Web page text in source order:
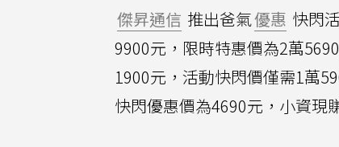
傑昇通信 推出爸氣優惠 快閃
9900元，限時特惠價為2萬
1900元，活動快閃價僅需1萬
快閃優惠價為4690元，小資現